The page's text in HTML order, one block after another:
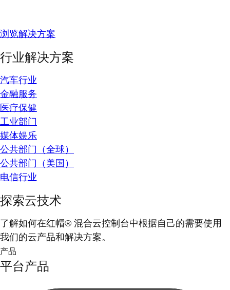
浏览解决方案
行业解决方案
汽车行业
金融服务
医疗保健
工业部门
媒体娱乐
公共部门（全球）
公共部门（美国）
电信行业
探索云技术
了解如何在红帽® 混合云控制台中根据自己的需要使用
我们的云产品和解决方案。
产品
平台产品